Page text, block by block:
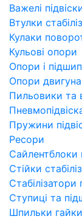
Важелі
Втулки
Кулаки
Кульові опори
Опори і
Опори
Пильовики та
Пружини
Ресори
Сайлентблоки
Стійки
Стабілізатори
Ступиці та
Шпильки гайки